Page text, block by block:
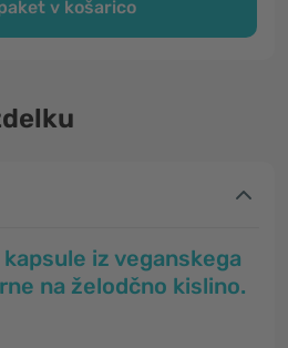
v košarico
iz veganskega
na želodčno kislino.